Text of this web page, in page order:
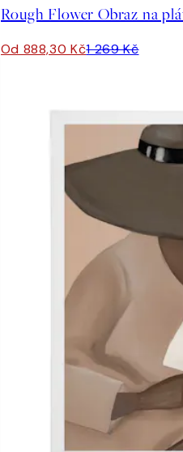
Rough Flower Obraz na
Od 888,30 Kč1 269 Kč